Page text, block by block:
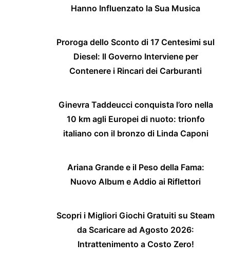
Hanno Influenzato la Sua Musica
Proroga dello Sconto di 17 Centesimi sul
Diesel: Il Governo Interviene per
Contenere i Rincari dei Carburanti
Ginevra Taddeucci conquista l’oro nella
10 km agli Europei di nuoto: trionfo
italiano con il bronzo di Linda Caponi
Ariana Grande e il Peso della Fama:
Nuovo Album e Addio ai Riflettori
Scopri i Migliori Giochi Gratuiti su Steam
da Scaricare ad Agosto 2026:
Intrattenimento a Costo Zero!